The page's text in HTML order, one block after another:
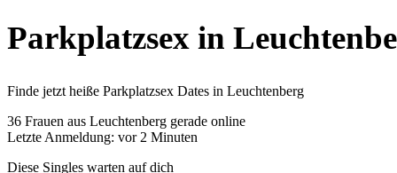
Parkplatzsex in
Finde jetzt heiße Parkplatzsex Dates in Leuchtenberg
36 Frauen aus Leuchtenberg gerade online
Letzte Anmeldung: vor 2 Minuten
Diese Singles warten auf dich